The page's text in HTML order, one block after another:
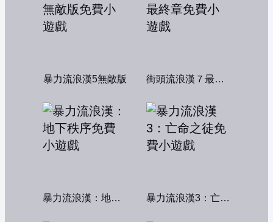
暴力流浪漢5無敵版 街頭流浪漢７最終章
暴力流浪漢：地下秩序 暴力流浪漢3：亡命之徒